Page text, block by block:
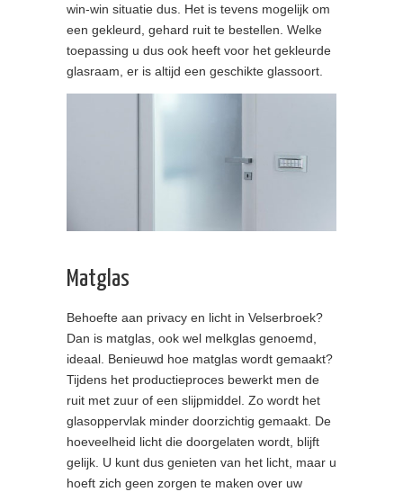
win-win situatie dus. Het is tevens mogelijk om
een gekleurd, gehard ruit te bestellen. Welke
toepassing u dus ook heeft voor het gekleurde
glasraam, er is altijd een geschikte glassoort.
Matglas
Behoefte aan privacy en licht in Velserbroek?
Dan is matglas, ook wel melkglas genoemd,
ideaal. Benieuwd hoe matglas wordt gemaakt?
Tijdens het productieproces bewerkt men de
ruit met zuur of een slijpmiddel. Zo wordt het
glasoppervlak minder doorzichtig gemaakt. De
hoeveelheid licht die doorgelaten wordt, blijft
gelijk. U kunt dus genieten van het licht, maar u
hoeft zich geen zorgen te maken over uw